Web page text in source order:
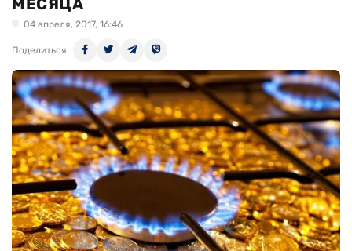
МЕСЯЦА
04 апреля, 2017, 16:46
Поделиться